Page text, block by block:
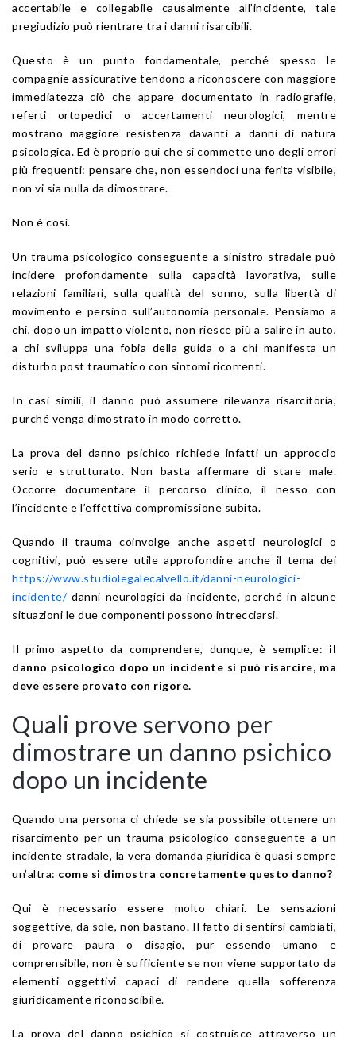
accertabile e collegabile causalmente all’incidente, tale
pregiudizio può rientrare tra i danni risarcibili.
Questo è un punto fondamentale, perché spesso le
compagnie assicurative tendono a riconoscere con maggiore
immediatezza ciò che appare documentato in radiografie,
referti ortopedici o accertamenti neurologici, mentre
mostrano maggiore resistenza davanti a danni di natura
psicologica. Ed è proprio qui che si commette uno degli errori
più frequenti: pensare che, non essendoci una ferita visibile,
non vi sia nulla da dimostrare.
Non è così.
Un trauma psicologico conseguente a sinistro stradale può
incidere profondamente sulla capacità lavorativa, sulle
relazioni familiari, sulla qualità del sonno, sulla libertà di
movimento e persino sull’autonomia personale. Pensiamo a
chi, dopo un impatto violento, non riesce più a salire in auto,
a chi sviluppa una fobia della guida o a chi manifesta un
disturbo post traumatico con sintomi ricorrenti.
In casi simili, il danno può assumere rilevanza risarcitoria,
purché venga dimostrato in modo corretto.
La prova del danno psichico richiede infatti un approccio
serio e strutturato. Non basta affermare di stare male.
Occorre documentare il percorso clinico, il nesso con
l’incidente e l’effettiva compromissione subita.
Quando il trauma coinvolge anche aspetti neurologici o
cognitivi, può essere utile approfondire anche il tema dei
https://www.studiolegalecalvello.it/danni-neurologici-
incidente/danni neurologici da incidente, perché in alcune
situazioni le due componenti possono intrecciarsi.
Il primo aspetto da comprendere, dunque, è semplice: il
danno psicologico dopo un incidente si può risarcire, ma
deve essere provato con rigore.
Quali prove servono per
dimostrare un danno psichico
dopo un incidente
Quando una persona ci chiede se sia possibile ottenere un
risarcimento per un trauma psicologico conseguente a un
incidente stradale, la vera domanda giuridica è quasi sempre
un’altra: come si dimostra concretamente questo danno?
Qui è necessario essere molto chiari. Le sensazioni
soggettive, da sole, non bastano. Il fatto di sentirsi cambiati,
di provare paura o disagio, pur essendo umano e
comprensibile, non è sufficiente se non viene supportato da
elementi oggettivi capaci di rendere quella sofferenza
giuridicamente riconoscibile.
La prova del danno psichico si costruisce attraverso un